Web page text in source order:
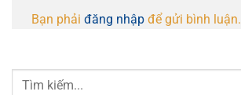
Bạn phải đăng nhập để gửi bình luận.